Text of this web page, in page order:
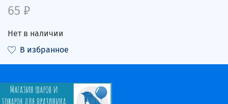
65 ₽
Нет в наличии
В избранное